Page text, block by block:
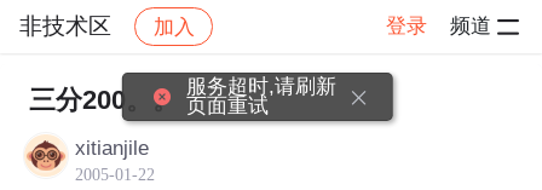
非技术区 加入 登录 频道
社区 非技术区 帖子详情
三分200。。
xitianjile
2005-01-22
服务超时,请刷新
页面重试